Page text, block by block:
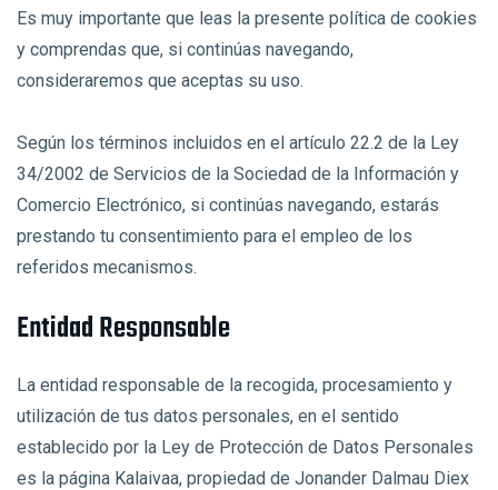
Es muy importante que leas la presente política de cookies
y comprendas que, si continúas navegando,
consideraremos que aceptas su uso.
Según los términos incluidos en el artículo 22.2 de la Ley
34/2002 de Servicios de la Sociedad de la Información y
Comercio Electrónico, si continúas navegando, estarás
prestando tu consentimiento para el empleo de los
referidos mecanismos.
Entidad Responsable
La entidad responsable de la recogida, procesamiento y
utilización de tus datos personales, en el sentido
establecido por la Ley de Protección de Datos Personales
es la página Kalaivaa, propiedad de Jonander Dalmau Diex